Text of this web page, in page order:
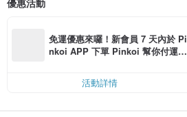
優惠活動
免運優惠來囉！新會員 7 天內於 Pi
nkoi APP 下單 Pinkoi 幫你付運
活動詳情